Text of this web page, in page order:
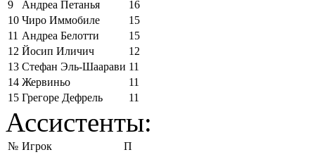
9
Андреа Петанья
16
10 Чиро Иммобиле
15
11 Андреа Белотти
15
12 Йосип Иличич
12
13 Стефан Эль-Шаарави 11
14 Жервиньо
11
15 Грегоре Дефрель 11
Ассистенты:
№ Игрок
П